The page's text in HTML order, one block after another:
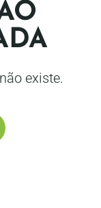
existe.